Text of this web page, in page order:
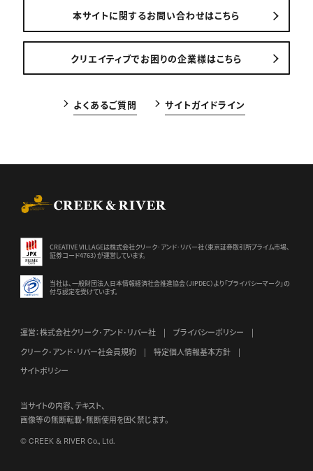
本サイトに関するお問い合わせはこちら
クリエイティブでお困りの企業様はこちら
よくあるご質問 サイトガイドライン
CREATIVE VILLAGEは株式会社クリーク･アンド･リバー社（東京証券取引所プライム市場、
証券コード4763）が運営しています。
当社は、一般財団法人日本情報経済社会推進協会（JIPDEC）より 「プライバシーマーク」の
付与認定を受けています。
運営：株式会社クリーク･アンド･リバー社
プライバシーポリシー
クリーク･アンド･リバー社会員規約
特定個人情報基本方針
サイトポリシー
当サイトの内容、テキスト、
画像等の無断転載・無断使用を固く禁じます。
© CREEK & RIVER Co., Ltd.